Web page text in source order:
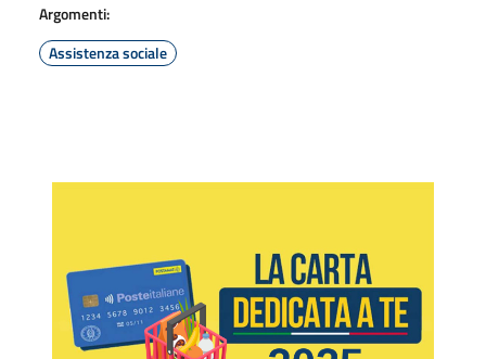
Argomenti:
Assistenza sociale